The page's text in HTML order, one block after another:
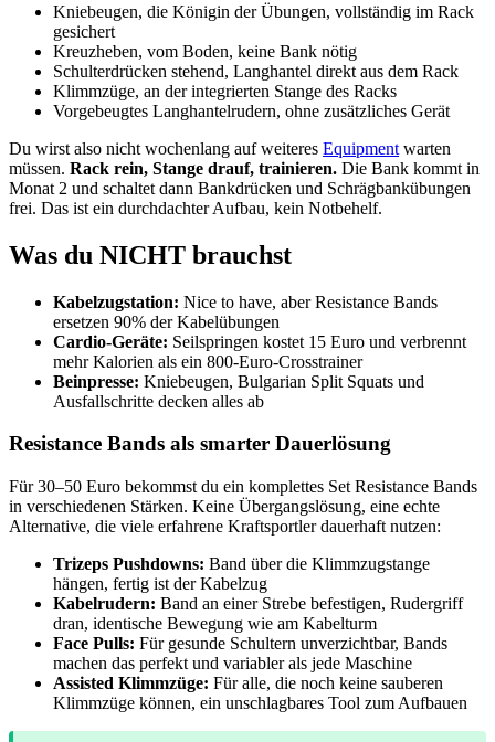
Kniebeugen, die Königin der Übungen, vollständig im Rack
gesichert
Kreuzheben, vom Boden, keine Bank nötig
Schulterdrücken stehend, Langhantel direkt aus dem Rack
Klimmzüge, an der integrierten Stange des Racks
Vorgebeugtes Langhantelrudern, ohne zusätzliches Gerät
Du wirst also nicht wochenlang auf weiteres Equipment warten
müssen. Rack rein, Stange drauf, trainieren. Die Bank kommt in
Monat 2 und schaltet dann Bankdrücken und Schrägbankübungen
frei. Das ist ein durchdachter Aufbau, kein Notbehelf.
Was du NICHT brauchst
Kabelzugstation: Nice to have, aber Resistance Bands
ersetzen 90% der Kabelübungen
Cardio-Geräte: Seilspringen kostet 15 Euro und verbrennt
mehr Kalorien als ein 800-Euro-Crosstrainer
Beinpresse: Kniebeugen, Bulgarian Split Squats und
Ausfallschritte decken alles ab
Resistance Bands als smarter Dauerlösung
Für 30–50 Euro bekommst du ein komplettes Set Resistance Bands
in verschiedenen Stärken. Keine Übergangslösung, eine echte
Alternative, die viele erfahrene Kraftsportler dauerhaft nutzen:
Trizeps Pushdowns: Band über die Klimmzugstange
hängen, fertig ist der Kabelzug
Kabelrudern: Band an einer Strebe befestigen, Rudergriff
dran, identische Bewegung wie am Kabelturm
Face Pulls: Für gesunde Schultern unverzichtbar, Bands
machen das perfekt und variabler als jede Maschine
Assisted Klimmzüge: Für alle, die noch keine sauberen
Klimmzüge können, ein unschlagbares Tool zum Aufbauen